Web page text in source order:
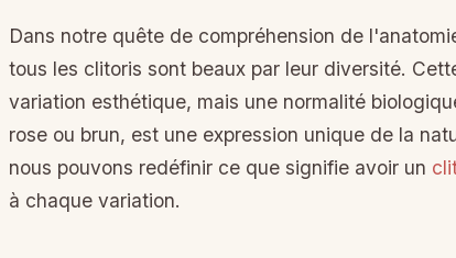
Dans notre quête de compréhension de
tous les clitoris sont beaux par leur diversité.
variation esthétique, mais une normalité
rose ou brun, est une expression unique de la
nous pouvons redéfinir ce que signifie avoir un
à chaque variation.